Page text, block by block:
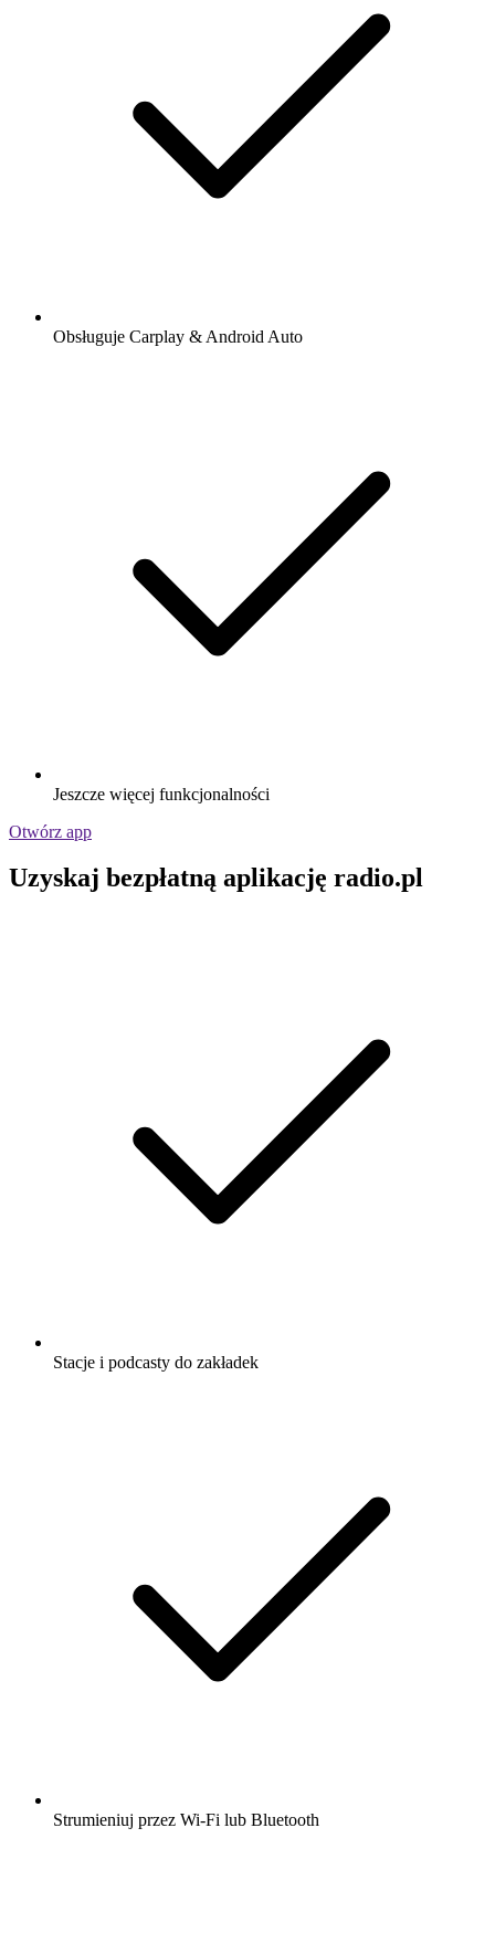
Obsługuje Carplay & Android Auto
Jeszcze więcej funkcjonalności
Otwórz app
Uzyskaj bezpłatną aplikację radio.pl
Stacje i podcasty do zakładek
Strumieniuj przez Wi-Fi lub Bluetooth